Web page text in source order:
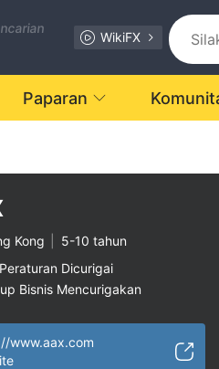
WikiFX
Paparan
Kong
5-10 tahun
Dicurigai
Bisnis Mencurigakan
www.aax.com